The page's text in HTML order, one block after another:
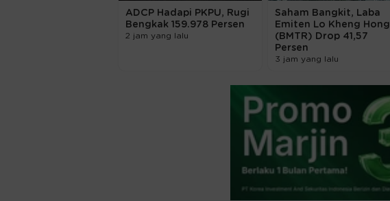
ADCP Hadapi PKPU, Rugi
Bengkak 159.978 Persen
2 jam yang lalu
Saham Bangkit, Laba
Emiten Lo Kheng Hong
(BMTR) Drop 41,57
Persen
3 jam yang lalu